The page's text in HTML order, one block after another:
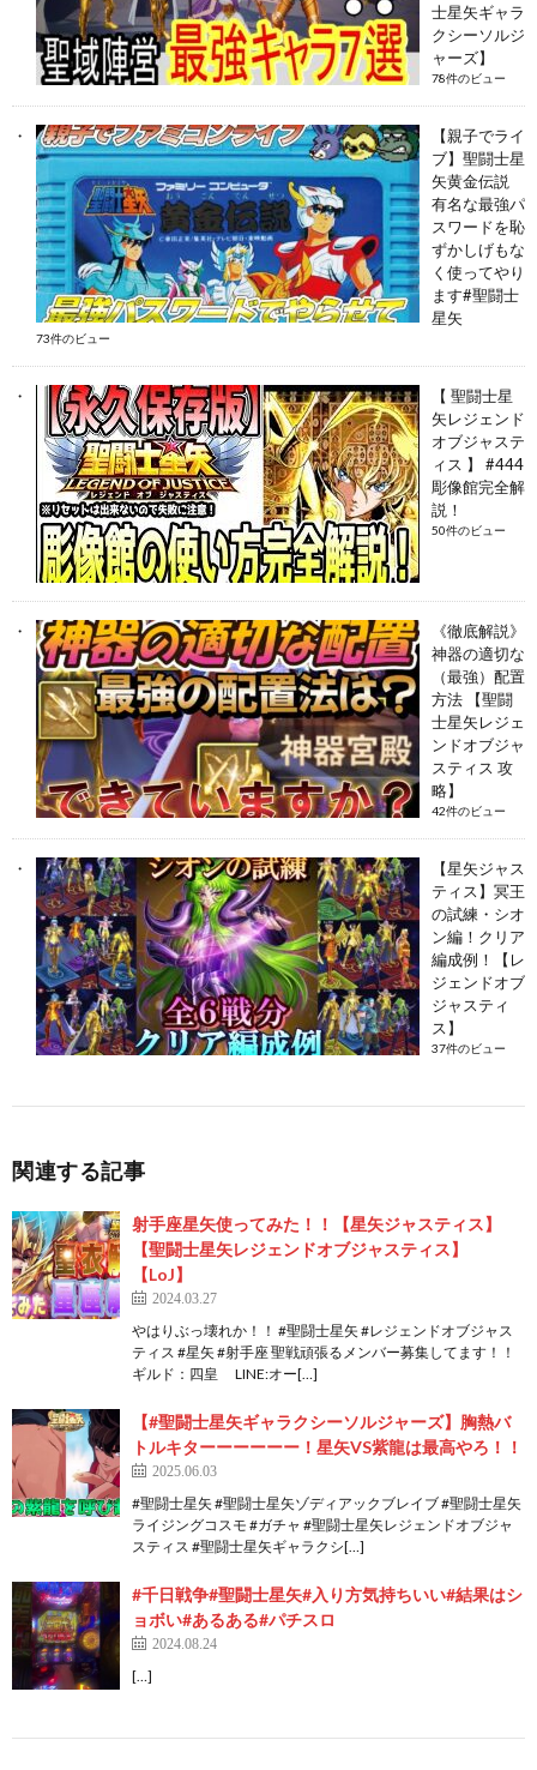
士星矢ギャラ
クシーソルジ
ャーズ】
78件のビュー
【親子でライ
ブ】聖闘士星
矢黄金伝説
有名な最強パ
スワードを恥
ずかしげもな
く使ってやり
ます#聖闘士
星矢
73件のビュー
【 聖闘士星
矢レジェンド
オブジャステ
ィス 】 #444
彫像館完全解
説！
50件のビュー
《徹底解説》
神器の適切な
（最強）配置
方法 【聖闘
士星矢レジェ
ンドオブジャ
スティス 攻
略】
42件のビュー
【星矢ジャス
ティス】冥王
の試練・シオ
ン編！クリア
編成例！【レ
ジェンドオブ
ジャスティ
ス】
37件のビュー
関連する記事
射手座星矢使ってみた！！【星矢ジャスティス】
【聖闘士星矢レジェンドオブジャスティス】
【LoJ】
2024.03.27
やはりぶっ壊れか！！ #聖闘士星矢 #レジェンドオブジャス
ティス #星矢 #射手座 聖戦頑張るメンバー募集してます！！
ギルド：四皇 LINE:オー[…]
【#聖闘士星矢ギャラクシーソルジャーズ】胸熱バ
トルキターーーーーー！星矢VS紫龍は最高やろ！！
2025.06.03
#聖闘士星矢 #聖闘士星矢ゾディアックブレイブ #聖闘士星矢
ライジングコスモ #ガチャ #聖闘士星矢レジェンドオブジャ
スティス #聖闘士星矢ギャラクシ[…]
#千日戦争#聖闘士星矢#入り方気持ちいい#結果はシ
ョボい#あるある#パチスロ
2024.08.24
[…]